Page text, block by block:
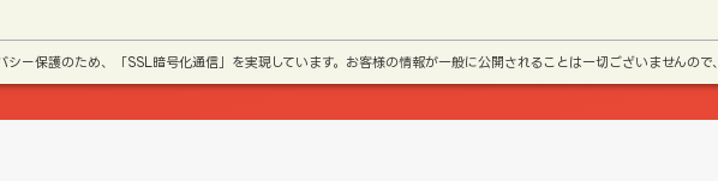
シー保護のため、「SSL暗号化通信」を実現しています。お客様の情報が一般に公開されることは一切ございませんの